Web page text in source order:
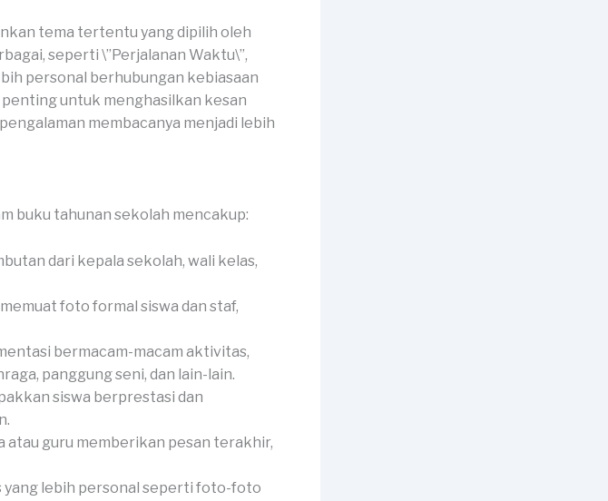
tema tertentu yang dipilih oleh
seperti \”Perjalanan Waktu\”,
personal berhubungan kebiasaan
untuk menghasilkan kesan
membacanya menjadi lebih
buku tahunan sekolah mencakup:
dari kepala sekolah, wali kelas,
foto formal siswa dan staf,
bermacam-macam aktivitas,
panggung seni, dan lain-lain.
siswa berprestasi dan
atau guru memberikan pesan terakhir,
yang lebih personal seperti foto-foto